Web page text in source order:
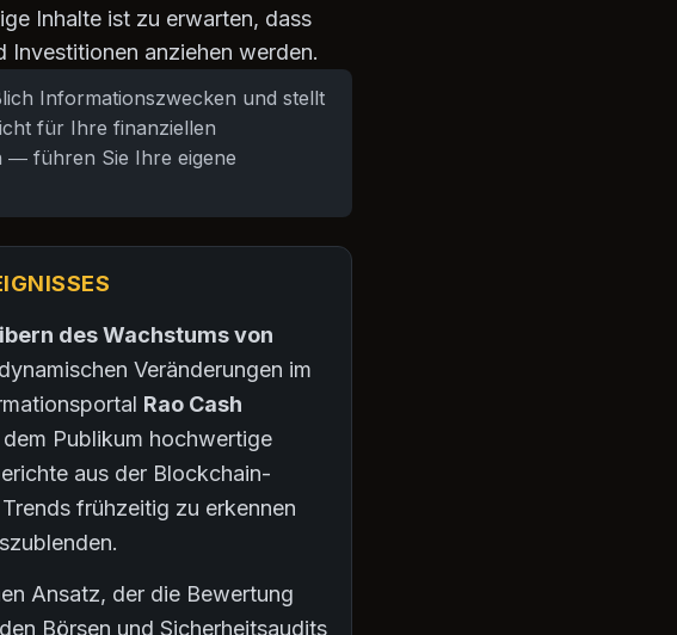
Inhalte ist zu erwarten, dass
anziehen werden.
Informationszwecken und stellt
für Ihre finanziellen
— führen Sie Ihre eigene
des Wachstums von
Veränderungen im
Rao Cash
Publikum hochwertige
aus der Blockchain-
frühzeitig zu erkennen
Ansatz, der die Bewertung
Börsen und Sicherheitsaudits